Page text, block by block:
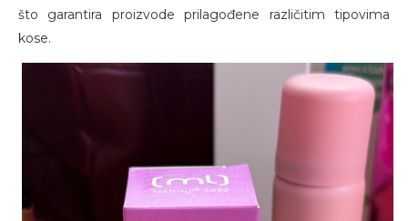
što garantira proizvode prilagođene različitim tipovima
kose.